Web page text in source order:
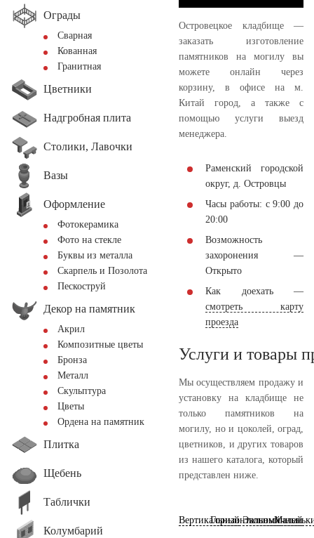
Ограды
Сварная
Кованная
Гранитная
Цветники
Надгробная плита
Столики, Лавочки
Вазы
Оформление
Фотокерамика
Фото на стекле
Буквы из металла
Скарпель и Позолота
Пескоструй
Декор на памятник
Акрил
Композитные цветы
Бронза
Металл
Скульптура
Цветы
Ордена на памятник
Плитка
Щебень
Таблички
Колумбарий
Островецкое кладбище —
заказать изготовление
памятников на могилу вы
можете онлайн через
корзину, в офисе на м.
Китай город, а также с
помощью услуги выезд
менеджера.
Раменский городской
округ, д. Островцы
Часы работы: с 9:00 до
20:00
Возможность
захоронения —
Открыто
Как доехать —
смотреть карту
проезда
Услуги и товары
Мы осуществляем продажу и
установку на кладбище не
только памятников на
могилу, но и цоколей, оград,
цветников, и других товаров
из нашего каталога, который
представлен ниже.
ВертикальныйГоризонтальный
Экономичный